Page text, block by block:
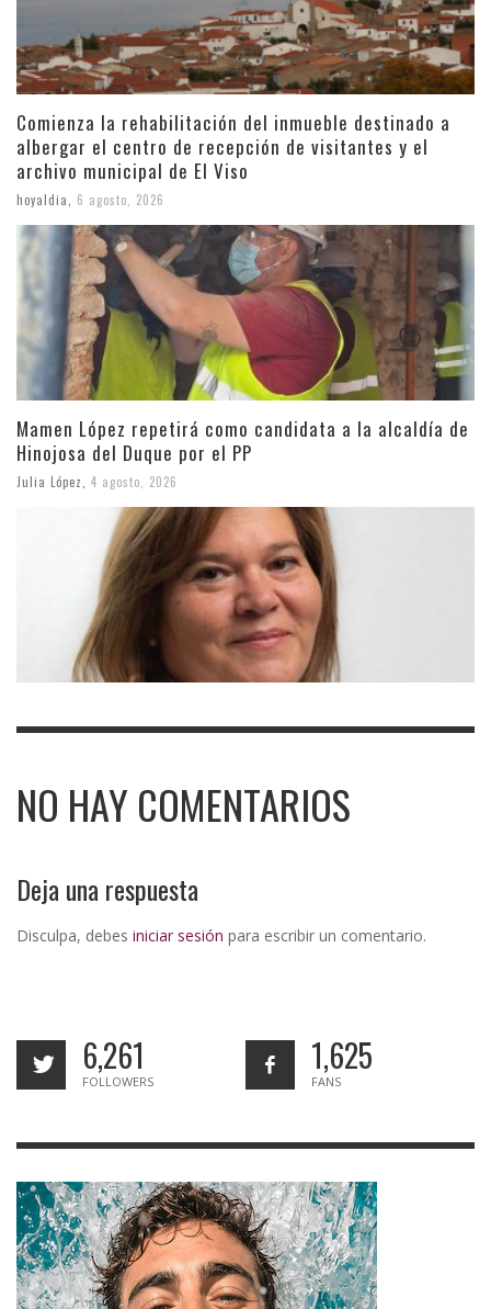
Comienza la rehabilitación del inmueble destinado a
albergar el centro de recepción de visitantes y el
archivo municipal de El Viso
hoyaldia 6 agosto, 2026
Mamen López repetirá como candidata a la alcaldía de
Hinojosa del Duque por el PP
Julia López 4 agosto, 2026
NO HAY COMENTARIOS
Deja una respuesta
Disculpa, debes iniciar sesión para escribir un comentario.
6,261
FOLLOWERS
1,625
FANS